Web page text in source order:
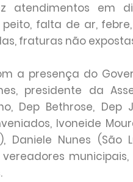
atendimentos em
falta de ar,
fraturas não
a presença do
presidente da
Dep Bethrose, Dep
Ivoneide
Daniele Nunes